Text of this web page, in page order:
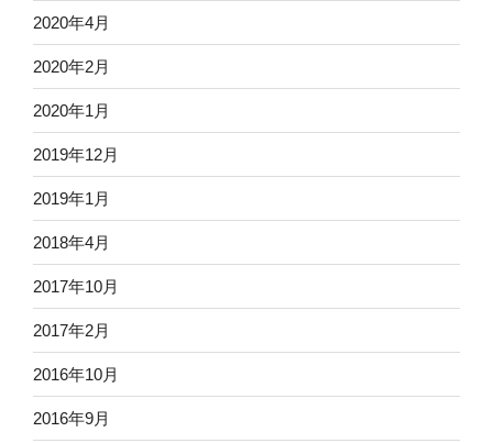
2020年4月
2020年2月
2020年1月
2019年12月
2019年1月
2018年4月
2017年10月
2017年2月
2016年10月
2016年9月